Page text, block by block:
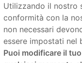
Utilizzando il nostro
conformità con la
non necessari
essere impostati nel
Puoi modificare il